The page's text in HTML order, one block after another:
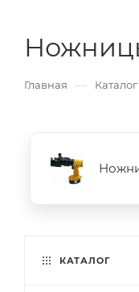
Главная — Каталог
КАТАЛОГ